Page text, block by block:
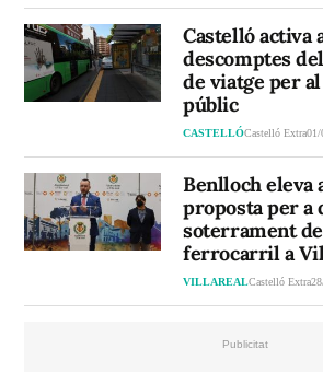
Castelló activa
descomptes
de viatge per
públic
CASTELLÓCastelló Extra01/
Benlloch eleva
proposta per a
soterrament
ferrocarril a
VILLAREALCastelló Extra